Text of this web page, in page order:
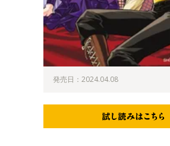
発売日：2024.04.08